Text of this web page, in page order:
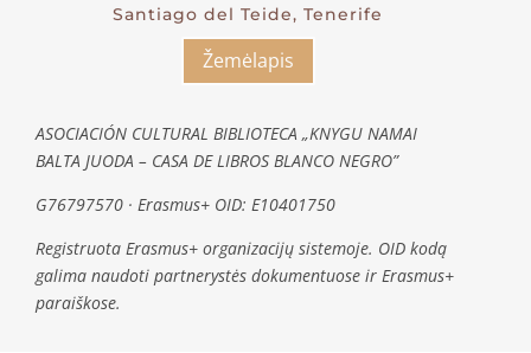
Santiago del Teide, Tenerife
Žemėlapis
ASOCIACIÓN CULTURAL BIBLIOTECA „KNYGU NAMAI
BALTA JUODA – CASA DE LIBROS BLANCO NEGRO”
G76797570 · Erasmus+ OID: E10401750
Registruota Erasmus+ organizacijų sistemoje. OID kodą
galima naudoti partnerystės dokumentuose ir Erasmus+
paraiškose.